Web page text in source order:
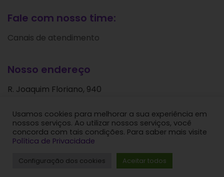
Fale com nosso time:
Canais de atendimento
Nosso endereço
R. Joaquim Floriano, 940
São Paulo - SP
CEP: 04534-004
Levante Ideias de Investimentos © 2024. Todos os
direitos reservados.
Usamos cookies para melhorar a sua experiência em
nossos serviços. Ao utilizar nossos serviços, você
concorda com tais condições. Para saber mais visite
Política de Privacidade
Configuração dos cookies Aceitar todos